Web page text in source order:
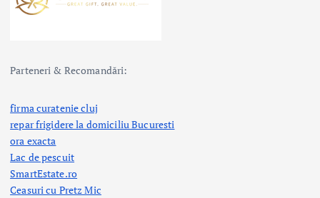
Parteneri & Recomandări:
firma curatenie cluj
repar frigidere la domiciliu Bucuresti
ora exacta
Lac de pescuit
SmartEstate.ro
Ceasuri cu Pretz Mic